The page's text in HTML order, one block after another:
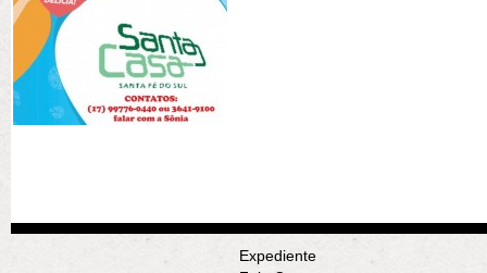
Expediente